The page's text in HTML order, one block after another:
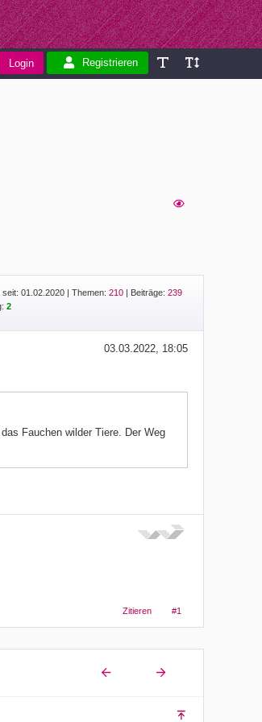
Registrieren
seit: 01.02.2020 |Themen:210 | Beiträge:239
2
03.03.2022, 18:05
Fauchen wilder Tiere. Der Weg
Zitieren #1